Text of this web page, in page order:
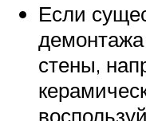
Если
стены,